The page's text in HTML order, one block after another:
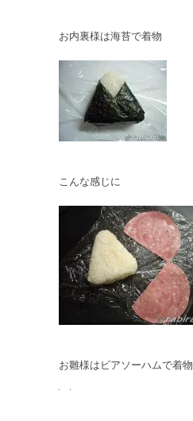
お内裏様は海苔で着物
こんな感じに
お雛様はビアソーハムで着物